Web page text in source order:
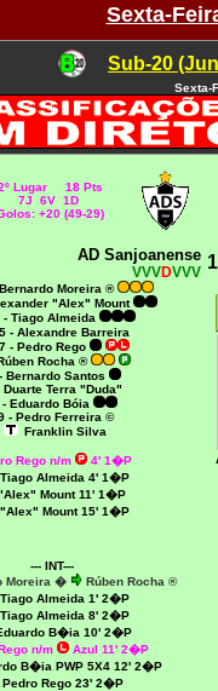
Sexta-
Sub-20
Sexta-
Lugar 18 Pts
7J 6V 1D
+20 (49-29)
AD Sanjoanense
VVVDVVV
Moreira ®
"Alex" Mount
- Tiago Almeida
5 - Alexandre Barreira
7 - Pedro Rego
Rocha ®
Bernardo Santos
Duarte Terra "Duda"
- Eduardo Bóia
- Pedro Ferreira ©
Franklin Silva
Rego n/m
4' 1�P
Almeida 4' 1�P
Mount 11' 1�P
Mount 15' 1�P
--- INT---
Moreira �
Rúben Rocha ®
Almeida 1' 2�P
Almeida 8' 2�P
B�ia 10' 2�P
n/m
Azul 11' 2�P
B�ia PWP 5X4 12' 2�P
Pedro Rego 23' 2�P